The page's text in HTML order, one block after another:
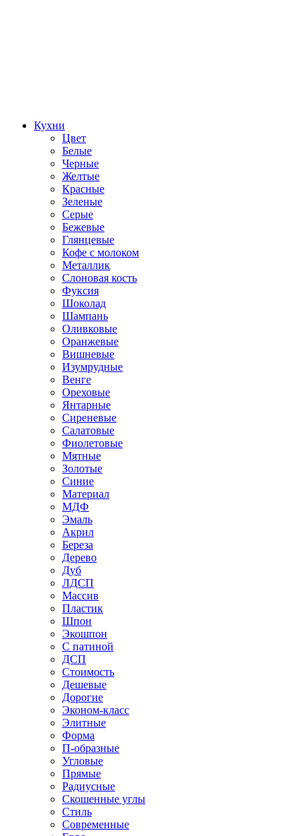
Кухни
Цвет
Белые
Черные
Желтые
Красные
Зеленые
Серые
Бежевые
Глянцевые
Кофе с молоком
Металлик
Слоновая кость
Фуксия
Шоколад
Шампань
Оливковые
Оранжевые
Вишневые
Изумрудные
Венге
Ореховые
Янтарные
Сиреневые
Салатовые
Фиолетовые
Мятные
Золотые
Синие
Материал
МДФ
Эмаль
Акрил
Береза
Дерево
Дуб
ЛДСП
Массив
Пластик
Шпон
Экошпон
С патиной
ДСП
Стоимость
Дешевые
Дорогие
Эконом-класс
Элитные
Форма
П-образные
Угловые
Прямые
Радиусные
Скошенные углы
Стиль
Современные